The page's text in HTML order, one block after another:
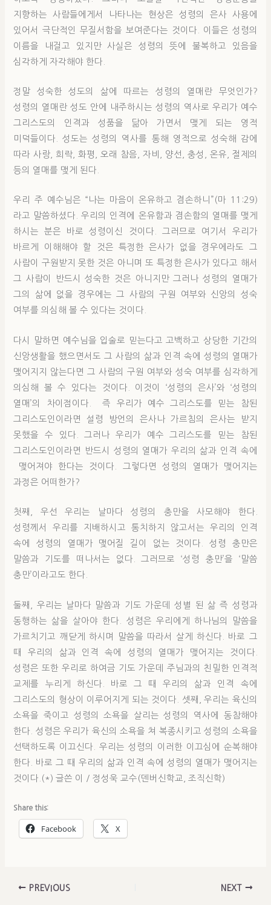
지향하는 사람들에게서 나타나는 현상은 성령의 은사 사용에
있어서 극단적인 무질서함을 보여준다는 것이다. 이들은 성령의
이름을 내걸고 있지만 사실은 성령의 뜻에 불복하고 있음을
심각하게 자각해야 한다.
정말 성숙한 성도의 삶에 따르는 성령의 열매란 무엇인가?
성령의 열매란 성도 안에 내주하시는 성령의 역사로 우리가 예수
그리스도의 인격과 성품을 닮아 가면서 맺게 되는 영적
미덕들이다. 성도는 성령의 역사를 통해 영적으로 성숙해 감에
따라 사랑, 희락, 화평, 오래 참음, 자비, 양선, 충성, 온유, 절제의
등의 열매를 맺게 된다.
우리 주 예수님은 “나는 마음이 온유하고 겸손하니”(마 11:29)
라고 말씀하셨다. 우리의 인격에 온유함과 겸손함의 열매를 맺게
하시는 분은 바로 성령이신 것이다. 그러므로 여기서 우리가
바르게 이해해야 할 것은 특정한 은사가 없을 경우에라도 그
사람이 구원받지 못한 것은 아니며 또 특정한 은사가 있다고 해서
그 사람이 반드시 성숙한 것은 아니지만 그러나 성령의 열매가
그의 삶에 없을 경우에는 그 사람의 구원 여부와 신앙의 성숙
여부를 의심해 볼 수 있다는 것이다.
다시 말하면 예수님을 입술로 믿는다고 고백하고 상당한 기간의
신앙생활을 했으면서도 그 사람의 삶과 인격 속에 성령의 열매가
맺어지지 않는다면 그 사람의 구원 여부와 성숙 여부를 심각하게
의심해 볼 수 있다는 것이다. 이것이 ‘성령의 은사’와 ‘성령의
열매’의 차이점이다. 즉 우리가 예수 그리스도를 믿는 참된
그리스도인이라면 설령 방언의 은사나 가르침의 은사는 받지
못했을 수 있다. 그러나 우리가 예수 그리스도를 믿는 참된
그리스도인이라면 반드시 성령의 열매가 우리의 삶과 인격 속에
맺어져야 한다는 것이다. 그렇다면 성령의 열매가 맺어지는
과정은 어떠한가?
첫째, 우선 우리는 날마다 성령의 충만을 사모해야 한다.
성령께서 우리를 지배하시고 통치하지 않고서는 우리의 인격
속에 성령의 열매가 맺어질 길이 없는 것이다. 성령 충만은
말씀과 기도를 떠나서는 없다. 그러므로 ‘성령 충만’을 ‘말씀
충만’이라고도 한다.
둘째, 우리는 날마다 말씀과 기도 가운데 성별 된 삶 즉 성령과
동행하는 삶을 살아야 한다. 성령은 우리에게 하나님의 말씀을
가르치기고 깨닫게 하시며 말씀을 따라서 살게 하신다. 바로 그
때 우리의 삶과 인격 속에 성령의 열매가 맺어지는 것이다.
성령은 또한 우리로 하여금 기도 가운데 주님과의 친밀한 인격적
교제를 누리게 하신다. 바로 그 때 우리의 삶과 인격 속에
그리스도의 형상이 이루어지게 되는 것이다. 셋째, 우리는 육신의
소욕을 죽이고 성령의 소욕을 살리는 성령의 역사에 동참해야
한다. 성령은 우리가 육신의 소욕을 쳐 복종시키고 성령의 소욕을
선택하도록 이끄신다. 우리는 성령의 이러한 이끄심에 순복해야
한다. 바로 그 때 우리의 삶과 인격 속에 성령의 열매가 맺어지는
것이다.(*) 글쓴 이 / 정성욱 교수(덴버신학교, 조직신학)
Share this:
Facebook X
PREVIOUS NEXT